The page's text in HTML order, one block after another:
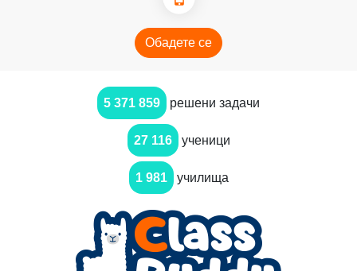
Обадете се
5 371 859 решени задачи
27 116 ученици
1 981 училища